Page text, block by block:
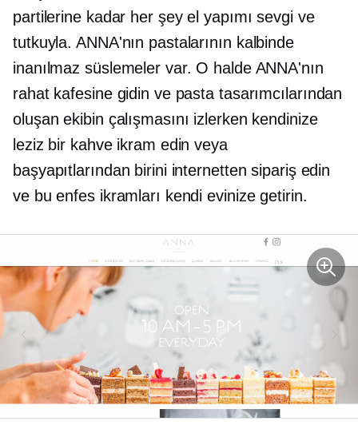
partilerine kadar her şeyel yapımı sevgi ve
tutkuyla. ANNA'nın pastalarının kalbinde
inanılmaz süslemeler var. O halde ANNA'nın
rahat kafesine gidin ve pasta tasarımcılarından
oluşan ekibin çalışmasını izlerken kendinize
leziz bir kahve ikram edin veya
başyapıtlarından birini internetten sipariş edin
ve bu enfes ikramları kendi evinize getirin.